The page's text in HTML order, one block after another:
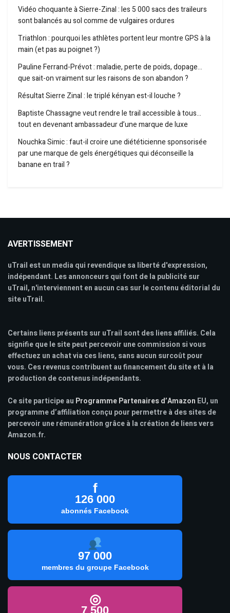
Vidéo choquante à Sierre-Zinal : les 5 000 sacs des traileurs
sont balancés au sol comme de vulgaires ordures
Triathlon : pourquoi les athlètes portent leur montre GPS à la
main (et pas au poignet ?)
Pauline Ferrand-Prévot : maladie, perte de poids, dopage…
que sait-on vraiment sur les raisons de son abandon ?
Résultat Sierre Zinal : le triplé kényan est-il louche ?
Baptiste Chassagne veut rendre le trail accessible à tous…
tout en devenant ambassadeur d’une marque de luxe
Nouchka Simic : faut-il croire une diététicienne sponsorisée
par une marque de gels énergétiques qui déconseille la
banane en trail ?
AVERTISSEMENT
uTrail est un media qui revendique sa liberté d'expression,
indépendant. Les annonceurs qui font de la publicité sur
uTrail, n'interviennent en aucun cas sur le contenu éditorial du
site uTrail.
Certains liens présents sur uTrail sont des liens affiliés. Cela
signifie que le site peut percevoir une commission si vous
effectuez un achat via ces liens, sans aucun surcoût pour
vous. Ces revenus contribuent au financement du site et à la
production de contenus indépendants.
Ce site participe au Programme Partenaires d’Amazon EU, un
programme d’affiliation conçu pour permettre à des sites de
percevoir une rémunération grâce à la création de liens vers
Amazon.fr.
NOUS CONTACTER
f
126 000
abonnés Facebook
97 000
membres du groupe Facebook
◎
7 500